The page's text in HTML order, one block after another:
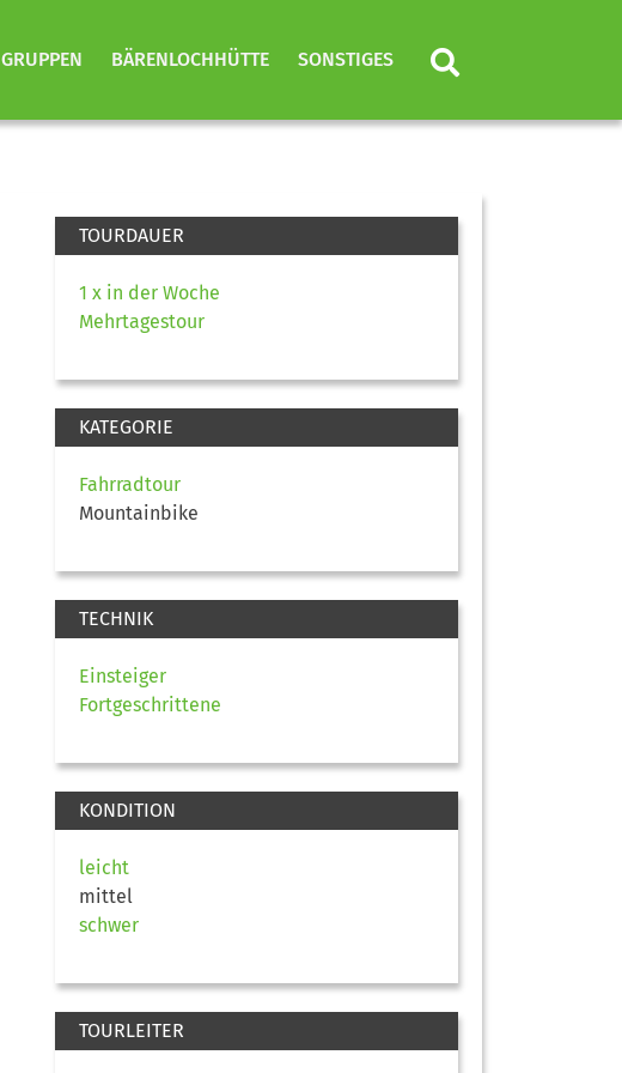
GRUPPEN BÄRENLOCHHÜTTE SONSTIGES
TOURDAUER
1 x in der Woche
Mehrtagestour
KATEGORIE
Fahrradtour
Mountainbike
TECHNIK
Einsteiger
Fortgeschrittene
KONDITION
leicht
mittel
schwer
TOURLEITER